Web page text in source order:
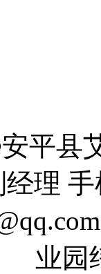
平
理 手
业园